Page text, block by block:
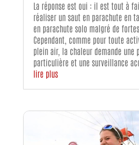
La réponse est oui : il est tout à
réaliser un saut en parachute en
en parachute solo malgré de
Cependant, comme pour toute
plein air, la chaleur demande une
particulière et une surveillance
lire plus